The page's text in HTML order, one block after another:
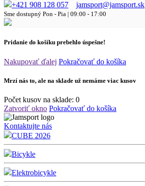
+421 908 128 057 jamsport@jamsport.sk
Sme dostupný Pon - Pia | 09:00 - 17:00
Pridanie do košíku prebehlo úspešne!
Nakupovať ďalej Pokračovať do košíka
Mrzí nás to, ale na sklade už nemáme viac kusov
Počet kusov na sklade: 0
Zatvoriť okno Pokračovať do košíka
Kontaktujte nás
CUBE 2026
Bicykle
Elektrobicykle